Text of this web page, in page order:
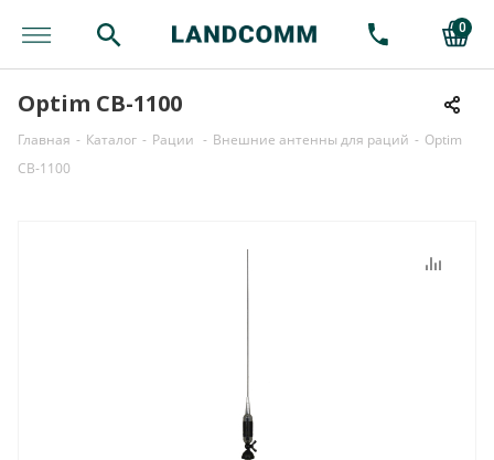
0
Optim CB-1100
Главная - Каталог - Рации - Внешние антенны для раций - Optim
CB-1100